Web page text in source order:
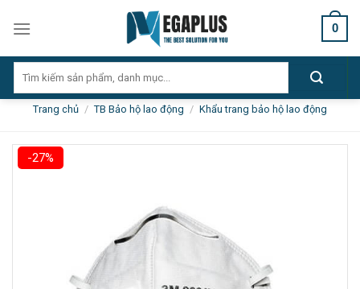
0
kiếm:
Trang chủ / TB Bảo hộ lao động / Khẩu trang bảo hộ lao động
-27%